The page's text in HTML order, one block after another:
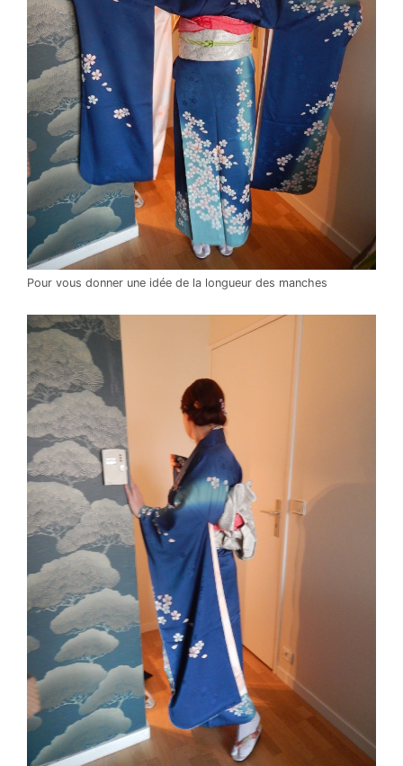
Pour vous donner une idée de la longueur des manches